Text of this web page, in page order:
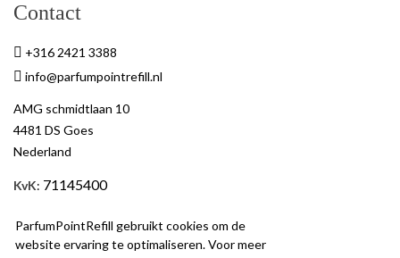
ParfumPointRefill gebruikt cookies om de
website ervaring te optimaliseren. Voor meer
Contact
+316 2421 3388
info@parfumpointrefill.nl
AMG schmidtlaan 10
4481 DS Goes
Nederland
KvK: 71145400